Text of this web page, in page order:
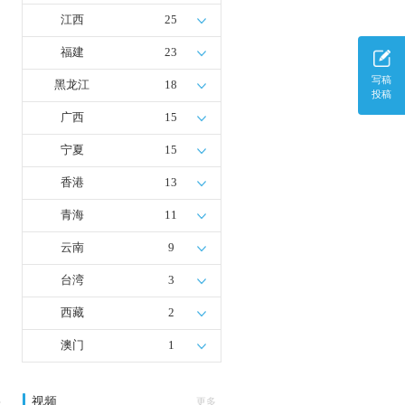
写稿
投稿
江西 25
福建 23
黑龙江 18
广西 15
宁夏 15
香港 13
青海 11
云南 9
台湾 3
西藏 2
澳门 1
视频 更多